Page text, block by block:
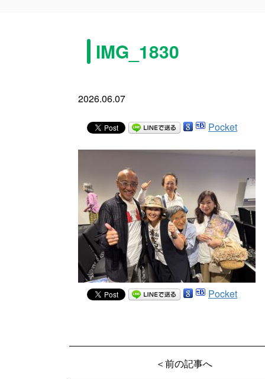
IMG_1830
2026.06.07
Pocket
Pocket
＜前の記事へ